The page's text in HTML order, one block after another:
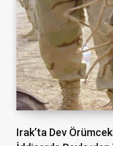
Irak’ta Dev